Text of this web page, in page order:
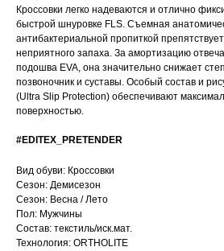
Кроссовки легко надеваются и отлично
быстрой шнуровке FLS. Съемная
антибактериальной пропиткой
неприятного запаха. За амортизацию
подошва EVA, она значительно снижает
позвоночник и суставы. Особый состав и
(Ultra Slip Protection) обеспечивают
поверхностью.
#EDITEX_PRETENDER
Вид обуви: Кроссовки
Сезон: Демисезон
Сезон: Весна / Лето
Пол: Мужчины
Состав: текстиль/иск.мат.
Технология: ORTHOLITE